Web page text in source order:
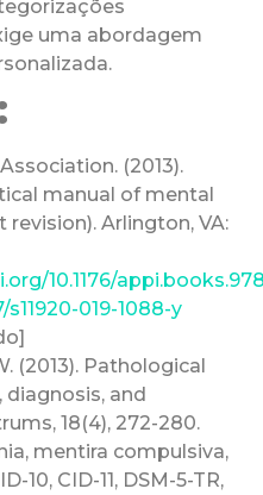
uma abordagem
(2013).
manual of mental
Arlington, VA:
10.1176/
019-1088-y
(2013). Pathological
diagnosis, and
18(4), 272-280.
mentira compulsiva,
10, CID-11, DSM-5-TR,